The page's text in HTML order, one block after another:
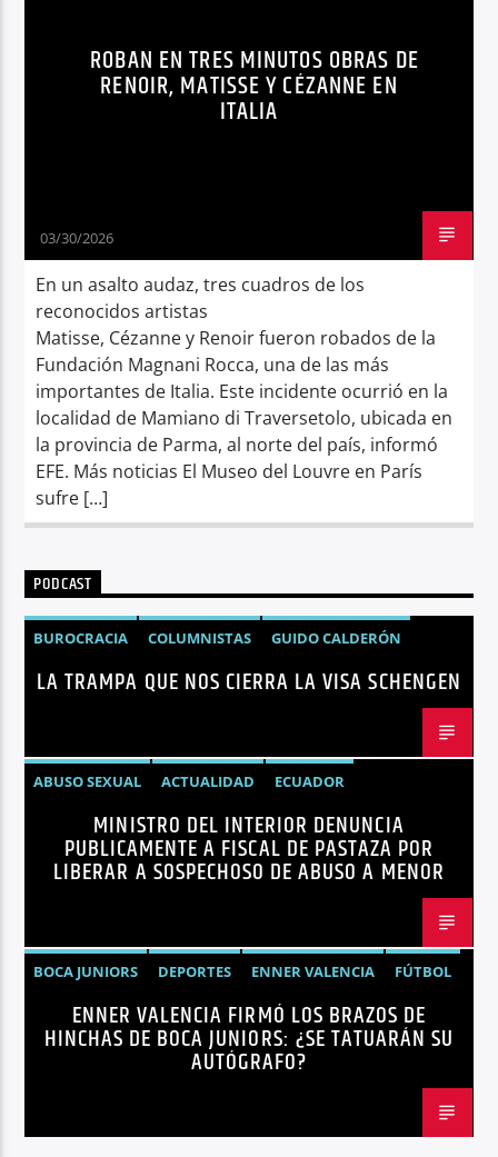
Radio holaROBAN EN TRES MINUTOS OBRAS DE
RENOIR, MATISSE Y CÉZANNE EN
ITALIA
03/30/2026
En un asalto audaz, tres cuadros de los
reconocidos artistas
Matisse, Cézanne y Renoir fueron robados de la
Fundación Magnani Rocca, una de las más
importantes de Italia. Este incidente ocurrió en la
localidad de Mamiano di Traversetolo, ubicada en
la provincia de Parma, al norte del país, informó
EFE. Más noticias El Museo del Louvre en París
sufre […]
PODCAST
BUROCRACIA COLUMNISTAS
GUIDO CALDERÓN
LIBRE COMERCIO
NOTICIAS
NOTICIAS ECUADOR
LA TRAMPA QUE NOS CIERRA LA VISA SCHENGEN
ABUSO SEXUAL ACTUALIDAD
ECUADOR
JOHN REIMBERG
MINISTRO DEL INTERIOR
NOTICIAS
SEGURIDAD
MINISTRO DEL INTERIOR DENUNCIA
PUBLICAMENTE A FISCAL DE PASTAZA POR
LIBERAR A SOSPECHOSO DE ABUSO A MENOR
BOCA JUNIORS DEPORTES ENNER VALENCIA
FÚTBOL
NOTICIASENNER VALENCIA FIRMÓ LOS BRAZOS DE
HINCHAS DE BOCA JUNIORS: ¿SE TATUARÁN SU
AUTÓGRAFO?